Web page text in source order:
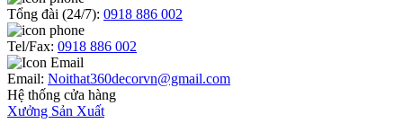
Tổng đài (24/7): 0918 886 002
Tel/Fax: 0918 886 002
Email: Noithat360decorvn@gmail.com
Hệ thống cửa hàng
Xưởng Sản Xuất